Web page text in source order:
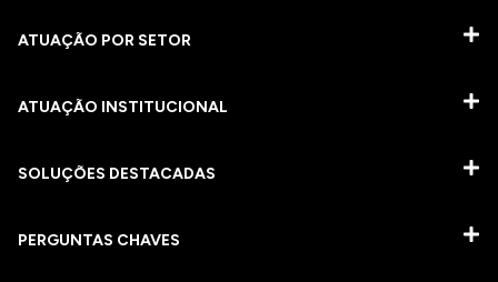
ATUAÇÃO POR SETOR
ATUAÇÃO INSTITUCIONAL
SOLUÇÕES DESTACADAS
PERGUNTAS CHAVES​